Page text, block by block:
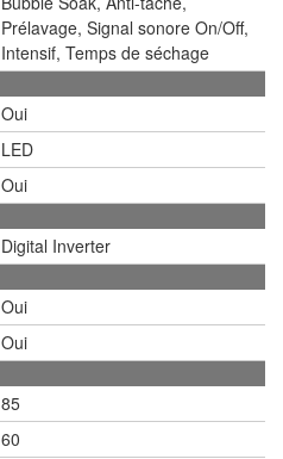
Prélavage, Signal sonore On/Off,
Intensif, Temps de séchage
Oui
LED
Oui
Digital Inverter
Oui
Oui
85
60